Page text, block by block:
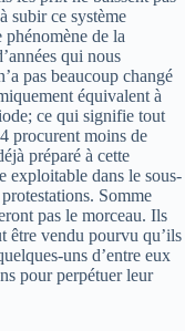
subir ce système
de la
qui nous
pas beaucoup changé
équivalent à
ce qui signifie tout
procurent moins de
préparé à cette
exploitable dans le sous-
Somme
pas le morceau. Ils
être vendu pourvu qu’ils
uns d’entre eux
pour perpétuer leur